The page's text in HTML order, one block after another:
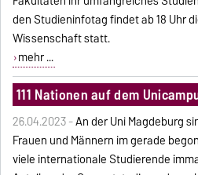
den Studieninfotag findet ab 18 Uhr
Wissenschaft statt.
mehr ...
111 Nationen auf dem
26.04.2023 -An der Uni Magdeburg
Frauen und Männern im gerade
viele internationale Studierende